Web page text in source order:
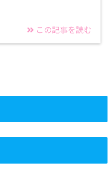
この記事を読む